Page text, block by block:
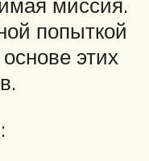
попыткой
этих